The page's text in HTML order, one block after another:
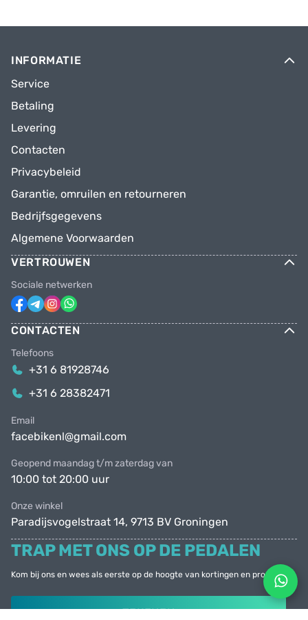
INFORMATIE
Service
Betaling
Levering
Contacten
Privacybeleid
Garantie, omruilen en retourneren
Bedrijfsgegevens
Algemene Voorwaarden
VERTROUWEN
Sociale netwerken
CONTACTEN
Telefoons
+31 6 81928746
+31 6 28382471
Email
facebikenl@gmail.com
Geopend maandag t/m zaterdag van
10:00 tot 20:00 uur
Onze winkel
Paradijsvogelstraat 14, 9713 BV Groningen
TRAP MET ONS OP DE PEDALEN
Kom bij ons en wees als eerste op de hoogte van kortingen en promoties
TEKENEN